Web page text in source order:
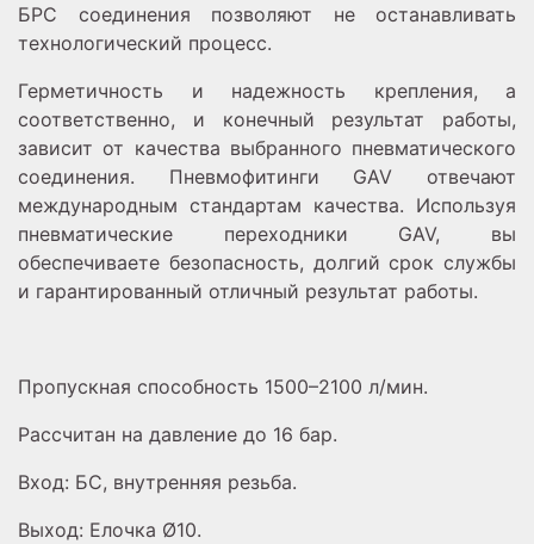
БРС соединения позволяют не останавливать
технологический процесс.
Герметичность и надежность крепления, а
соответственно, и конечный результат работы,
зависит от качества выбранного пневматического
соединения. Пневмофитинги GAV отвечают
международным стандартам качества. Используя
пневматические переходники GAV, вы
обеспечиваете безопасность, долгий срок службы
и гарантированный отличный результат работы.
Пропускная способность 1500–2100 л/мин.
Рассчитан на давление до 16 бар.
Вход: БС, внутренняя резьба.
Выход: Елочка Ø10.